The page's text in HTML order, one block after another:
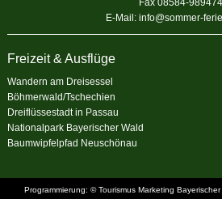
Fax 08584-989474
E-Mail: info@sommer-
Freizeit & Ausflüge
Wandern am Dreisessel
Böhmerwald/Tschechien
Dreiflüssestadt in Passau
Nationalpark Bayerischer Wald
Baumwipfelpfad Neuschönau
Programmierung: © Tourismus Marketing